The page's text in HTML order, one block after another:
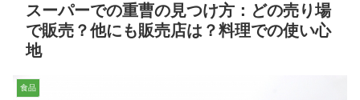
スーパーでの重曹の見つけ方：どの売り場
で販売？他にも販売店は？料理での使い心
地
食品